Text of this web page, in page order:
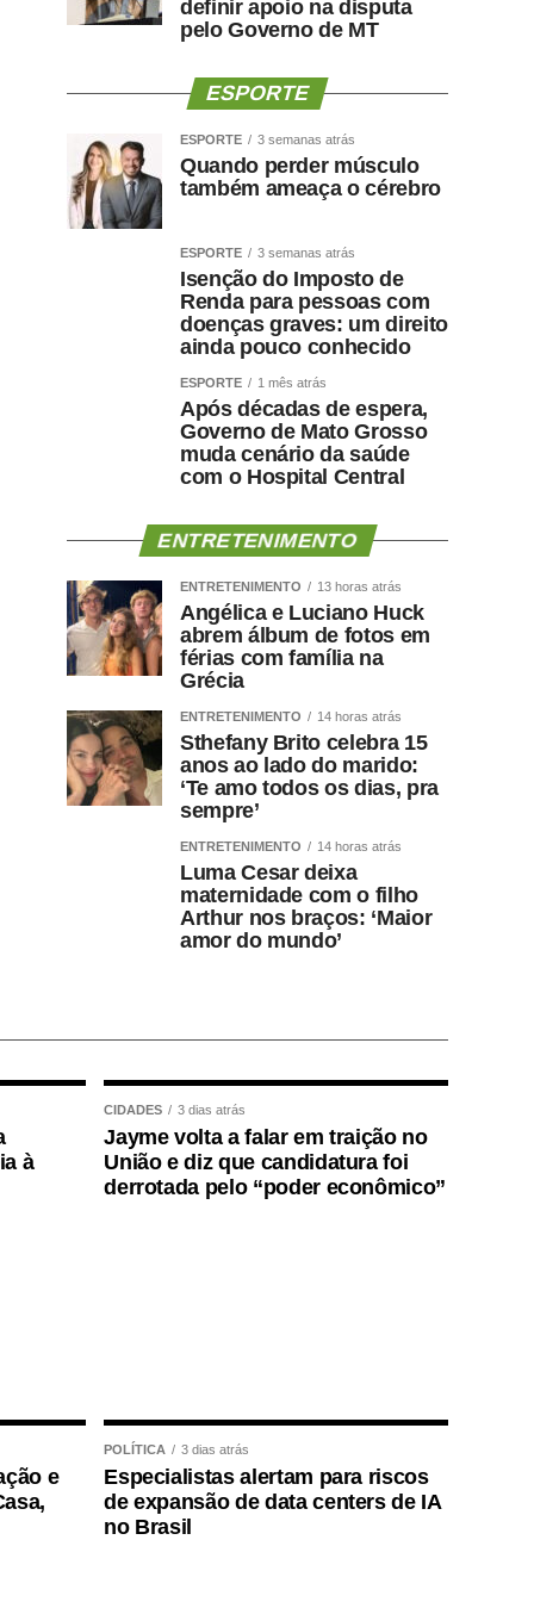
definir apoio na disputa
pelo Governo de MT
ESPORTE
ESPORTE 3 semanas atrás
Quando perder músculo
também ameaça o cérebro
ESPORTE 3 semanas atrás
Isenção do Imposto de
Renda para pessoas com
doenças graves: um direito
ainda pouco conhecido
ESPORTE 1 mês atrás
Após décadas de espera,
Governo de Mato Grosso
muda cenário da saúde
com o Hospital Central
ENTRETENIMENTO
ENTRETENIMENTO 13 horas atrás
Angélica e Luciano Huck
abrem álbum de fotos em
férias com família na
Grécia
ENTRETENIMENTO 14 horas atrás
Sthefany Brito celebra 15
anos ao lado do marido:
‘Te amo todos os dias, pra
sempre’
ENTRETENIMENTO 14 horas atrás
Luma Cesar deixa
maternidade com o filho
Arthur nos braços: ‘Maior
amor do mundo’
à
CIDADES 3 dias atrás
Jayme volta a falar em traição no
União e diz que candidatura foi
derrotada pelo “poder econômico”
e
POLÍTICA 3 dias atrás
Especialistas alertam para riscos
de expansão de data centers de IA
no Brasil